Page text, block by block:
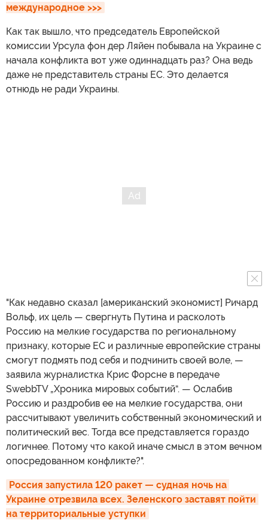
международное >>>
Как так вышло, что председатель Европейской
комиссии Урсула фон дер Ляйен побывала на Украине с
начала конфликта вот уже одиннадцать раз? Она ведь
даже не представитель страны ЕС. Это делается
отнюдь не ради Украины.
"Как недавно сказал [американский экономист] Ричард
Вольф, их цель — свергнуть Путина и расколоть
Россию на мелкие государства по региональному
признаку, которые ЕС и различные европейские страны
смогут подмять под себя и подчинить своей воле, —
заявила журналистка Крис Форсне в передаче
SwebbTV „Хроника мировых событий“. — Ослабив
Россию и раздробив ее на мелкие государства, они
рассчитывают увеличить собственный экономический и
политический вес. Тогда все представляется гораздо
логичнее. Потому что какой иначе смысл в этом вечном
опосредованном конфликте?".
Россия запустила 120 ракет — судная ночь на
Украине отрезвила всех. Зеленского заставят пойти
на территориальные уступки